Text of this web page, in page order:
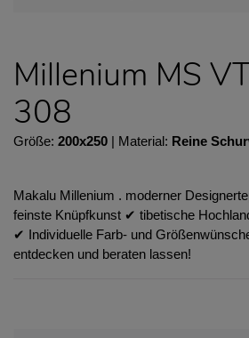
Millenium MS
308
Größe: 200x250 | Material: Reine
Makalu Millenium . moderner
feinste Knüpfkunst ✔︎ tibetische
✔︎ Individuelle Farb- und
entdecken und beraten lassen!